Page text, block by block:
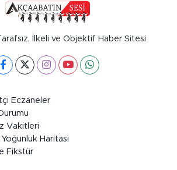
İlkeli ve Objektif Haber Sitesi
Eczaneler
Vakitleri
Haritası
Fikstür